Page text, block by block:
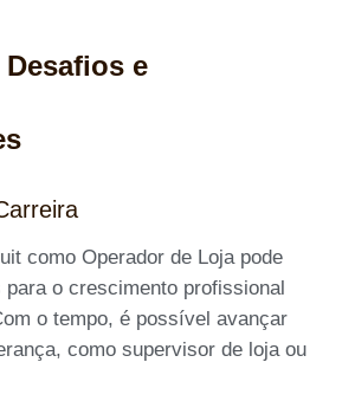
e
como Operador de Loja pode
o crescimento profissional
o tempo, é possível avançar
como supervisor de loja ou